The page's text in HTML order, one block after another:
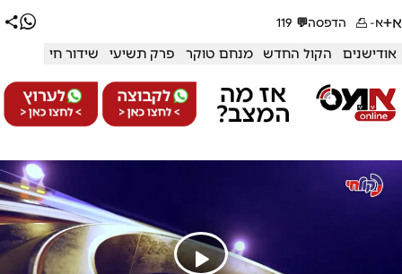
א+א- הדפסה💬
119
אודישנים הקול החדש מנחם טוקר פרק תשיעי שידור חי